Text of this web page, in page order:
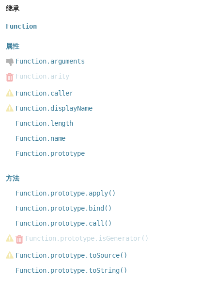
继承
Function
属性
Function.arguments
Function.arity
Function.caller
Function.displayName
Function.length
Function.name
Function.prototype
方法
Function.prototype.apply()
Function.prototype.bind()
Function.prototype.call()
Function.prototype.isGenerator()
Function.prototype.toSource()
Function.prototype.toString()